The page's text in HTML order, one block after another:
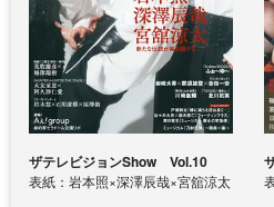
ザテレビジョンShow Vol.10
表紙：岩本照×深澤辰哉×宮舘涼太